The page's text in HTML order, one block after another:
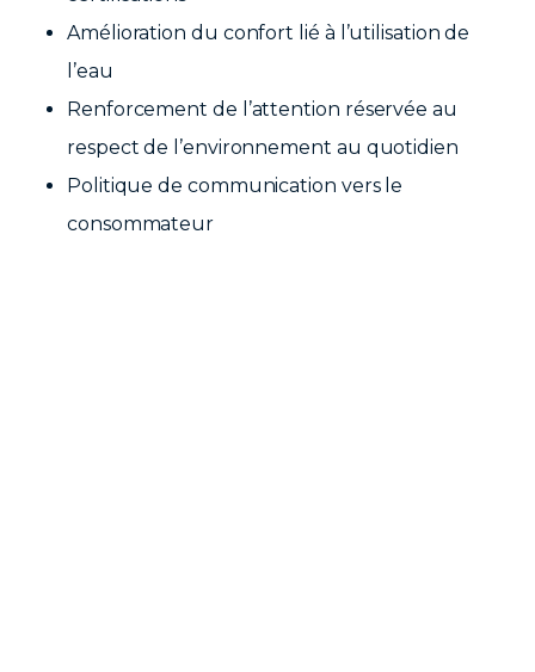
Amélioration du confort lié à l’utilisation de
l’eau
Renforcement de l’attention réservée au
respect de l’environnement au quotidien
Politique de communication vers le
consommateur